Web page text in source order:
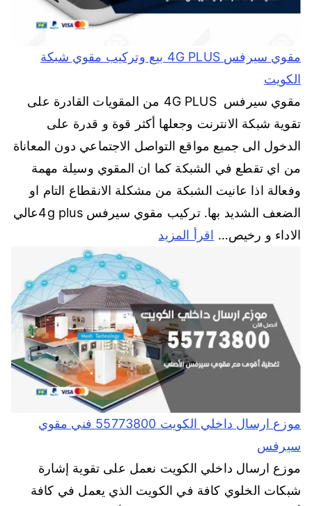
مقوي سيرفس 4G PLUS بيع وتركيب مقوي شبكة
الكويت
مقوي سيرفس 4G PLUS من المقويات القادرة على
تقوية شبكة الانترنت وجعلها أكثر قوة و قدرة على
الدخول الى جميع مواقع التواصل الاجتماعي دون المعاناة
من اي تقطع في الشبكة كما ان المقوي وسيلة مهمة
وفعالة اذا عانيت الشبكة من مشكلة الانقطاع التام او
الضعف الشديد بها. تركيب مقوي سيرفس 4g plusعالي
الاداء و رخيص… اقرأ المزيد
موزع ارسال داخلي الكويت 55773800 فني مقوي
سيرفس
موزع ارسال داخلي الكويت نعمل على تقوية إشارة
شبكات الخلوي كافة في الكويت الذي يعمل في كافة